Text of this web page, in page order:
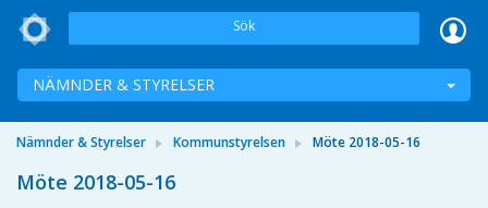
Sök
NÄMNDER & STYRELSER
Nämnder & Styrelser Kommunstyrelsen Möte 2018-05-16
Möte 2018-05-16